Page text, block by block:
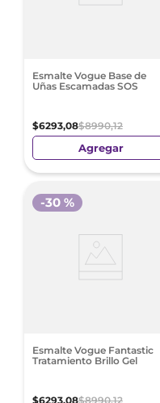
Esmalte Vogue Base de
Uñas Escamadas SOS
$6293,08$8990,12
Agregar
Esmalte Vogue Fantastic
Tratamiento Brillo Gel
$6293,08$8990,12
-30 %